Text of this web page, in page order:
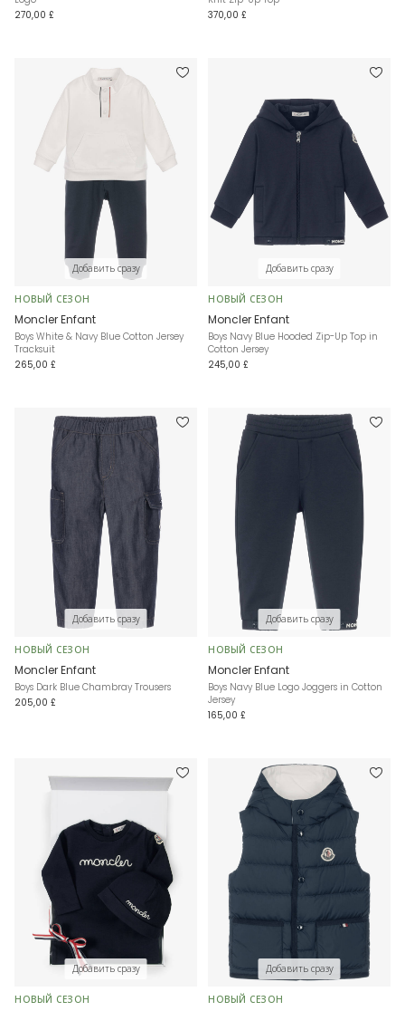
270,00 £
370,00 £
Добавить сразу
НОВЫЙ СЕЗОН
Moncler Enfant
Boys White & Navy Blue Cotton Jersey
Tracksuit
265,00 £
Добавить сразу
НОВЫЙ СЕЗОН
Moncler Enfant
Boys Navy Blue Hooded Zip-Up Top in
Cotton Jersey
245,00 £
Добавить сразу
НОВЫЙ СЕЗОН
Moncler Enfant
Boys Dark Blue Chambray Trousers
205,00 £
Добавить сразу
НОВЫЙ СЕЗОН
Moncler Enfant
Boys Navy Blue Logo Joggers in Cotton
Jersey
165,00 £
Добавить сразу
НОВЫЙ СЕЗОН
Добавить сразу
НОВЫЙ СЕЗОН